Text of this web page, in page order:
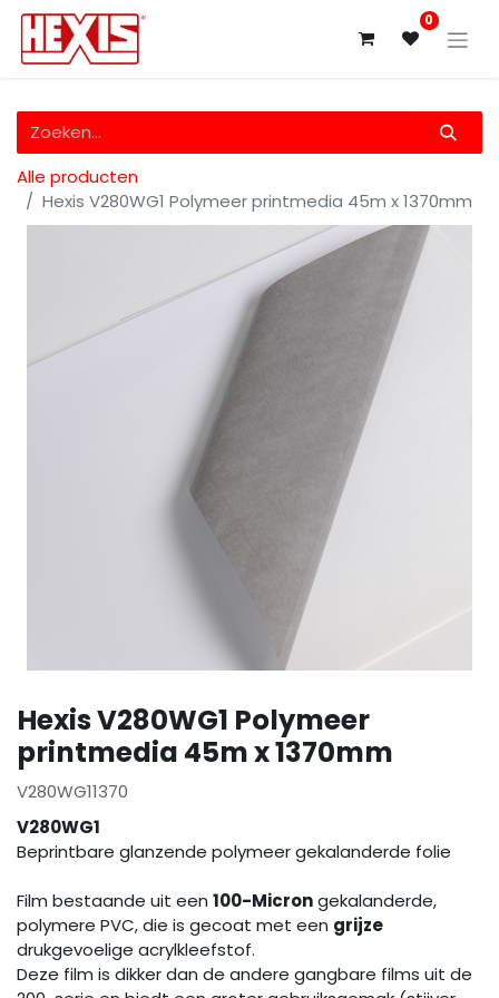
0
Alle producten
Hexis V280WG1 Polymeer printmedia 45m x 1370mm
Hexis V280WG1 Polymeer
printmedia 45m x 1370mm
V280WG11370
V280WG1
Beprintbare glanzende polymeer gekalanderde folie
Film bestaande uit een 100-Microngekalanderde,
polymere PVC, die is gecoat met een grijze
drukgevoelige acrylkleefstof.
Deze film is dikker dan de andere gangbare films uit de